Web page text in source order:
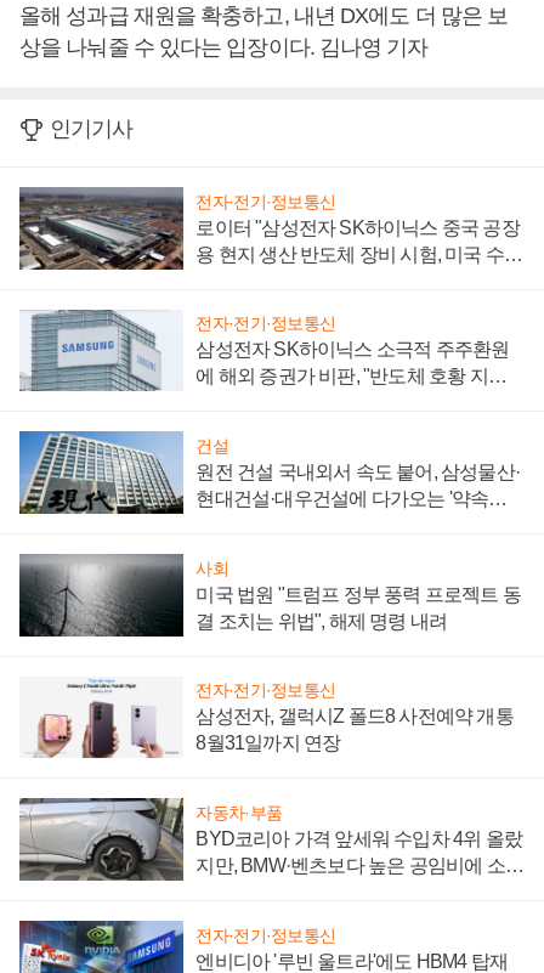
올해 성과급 재원을 확충하고, 내년 DX에도 더 많은 보
상을 나눠줄 수 있다는 입장이다. 김나영 기자
인기기사
전자·전기·정보통신
로이터 "삼성전자 SK하이닉스 중국 공장
용 현지 생산 반도체 장비 시험, 미국 수출
전자·전기·정보통신
삼성전자 SK하이닉스 소극적 주주환원
에 해외 증권가 비판, "반도체 호황 지속
건설
원전 건설 국내외서 속도 붙어, 삼성물산·
현대건설·대우건설에 다가오는 '약속의
사회
미국 법원 "트럼프 정부 풍력 프로젝트 동
결 조치는 위법", 해제 명령 내려
전자·전기·정보통신
삼성전자, 갤럭시Z 폴드8 사전예약 개통
8월31일까지 연장
자동차·부품
BYD코리아 가격 앞세워 수입차 4위 올랐
지만, BMW·벤츠보다 높은 공임비에 소비
전자·전기·정보통신
엔비디아 '루빈 울트라'에도 HBM4 탑재